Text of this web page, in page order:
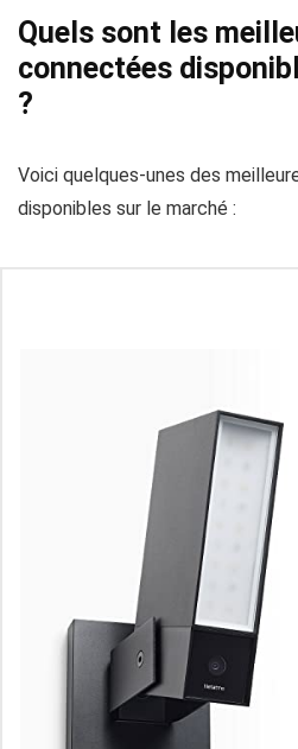
Quels sont les
connectées
?
Voici quelques-unes des
disponibles sur le marché :